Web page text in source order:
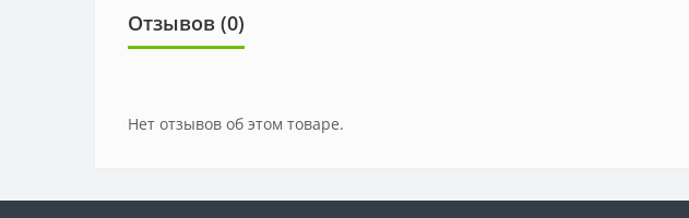
Отзывов (0)
Нет отзывов об этом товаре.